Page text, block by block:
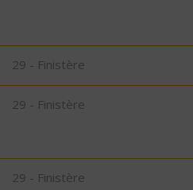
29 - Finistère
29 - Finistère
29 - Finistère